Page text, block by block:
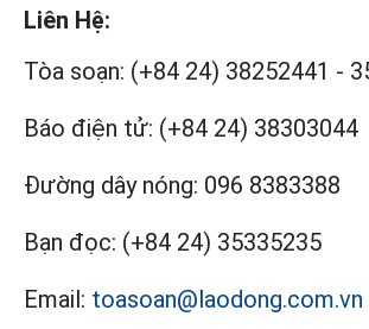
Liên Hệ:
Tòa soạn: (+84 24) 38252441 -
Báo điện tử: (+84 24) 38303044
Đường dây nóng: 096 8383388
Bạn đọc: (+84 24) 35335235
Email: toasoan@laodong.com.vn